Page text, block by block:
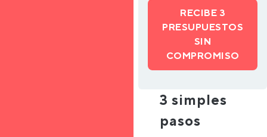
RECIBE 3
PRESUPUESTOS
SIN
COMPROMISO
3 simples
pasos